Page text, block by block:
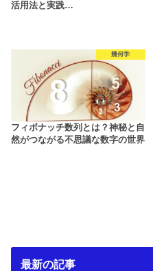
活用法と実践…
幾何学
フィボナッチ数列とは？神秘と自
然がつながる不思議な数字の世界
最新の記事